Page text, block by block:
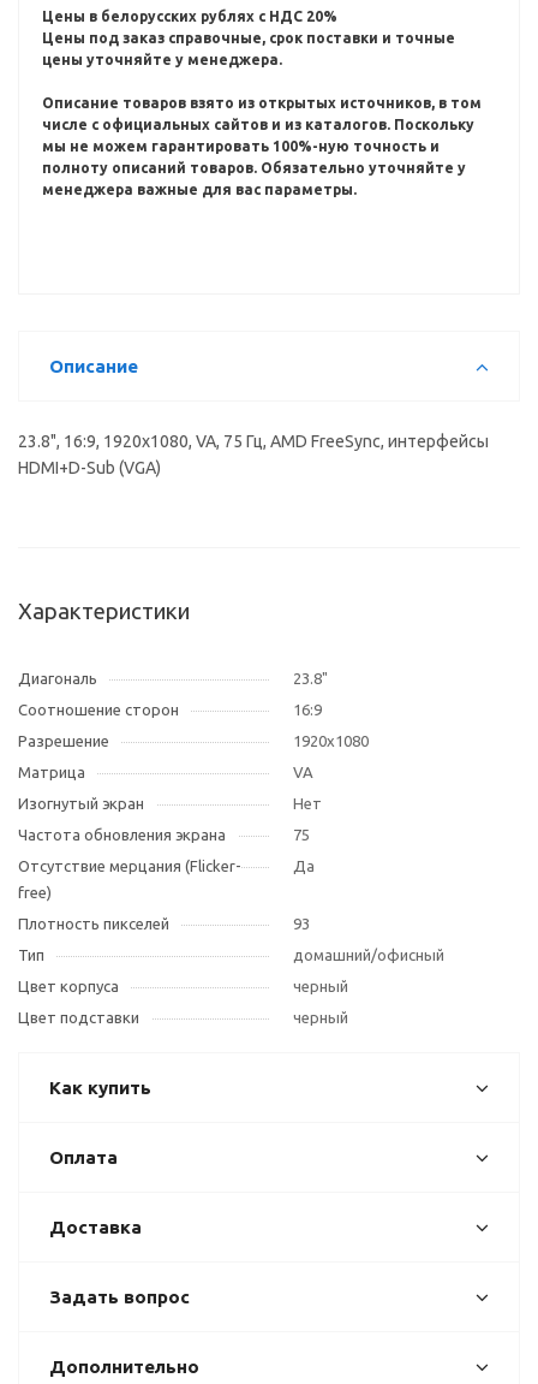
Цены в белорусских рублях с НДС 20%
Цены под заказ справочные, срок поставки и точные
цены уточняйте у менеджера.
Описание товаров взято из открытых источников, в том
числе с официальных сайтов и из каталогов. Поскольку
мы не можем гарантировать 100%-ную точность и
полноту описаний товаров. Обязательно уточняйте у
менеджера важные для вас параметры.
Описание
23.8", 16:9, 1920x1080, VA, 75 Гц, AMD FreeSync, интерфейсы
HDMI+D-Sub (VGA)
Характеристики
Диагональ
23.8"
Соотношение сторон
16:9
Разрешение
1920x1080
Матрица
VA
Изогнутый экран
Нет
Частота обновления экрана
75
Отсутствие мерцания (Flicker-
free)
Да
Плотность пикселей
93
Тип
домашний/офисный
Цвет корпуса
черный
Цвет подставки
черный
Как купить
Оплата
Доставка
Задать вопрос
Дополнительно